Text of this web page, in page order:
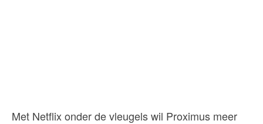
Met Netflix onder de vleugels wil Proximus meer